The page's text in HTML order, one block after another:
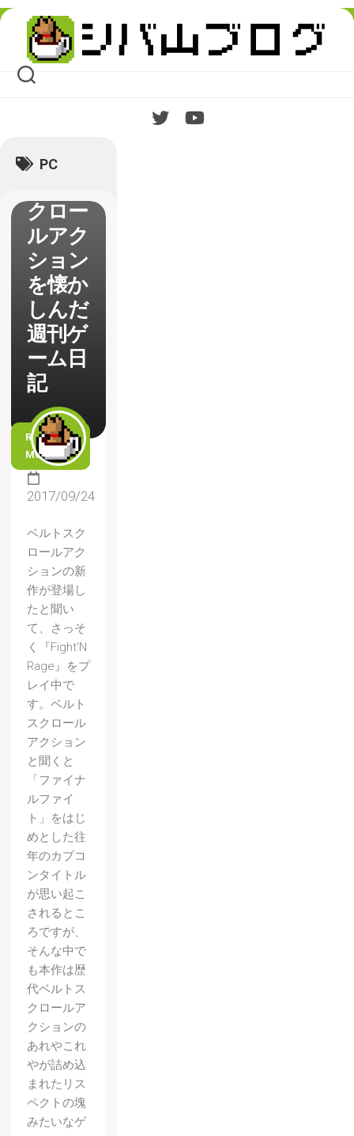
Skip
content
PC
【Figh
t’N
】で往
年のベ
クロー
ルアク
ション
を懐か
しんだ
週刊ゲ
ーム日
記
READ
MORE
2017/09/24
ベルトスク
ロールアク
ションの新
作が登場し
たと聞い
て、さっそ
く『Fight’N
Rage』をプ
レイ中で
す。ベルト
スクロール
アクション
と聞くと
「ファイナ
ルファイ
ト」をはじ
めとした往
年のカプコ
ンタイトル
が思い起こ
されるとこ
ろですが、
そんな中で
も本作は歴
代ベルトス
クロールア
クションの
あれやこれ
やが詰め込
まれたリス
ペクトの塊
みたいなゲ